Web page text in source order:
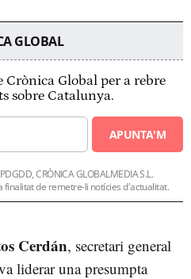
GLOBAL
Crònica Global per a rebre
sobre Catalunya.
APUNTA'M
CRÒNICA GLOBALMEDIA S.L.
de remetre-li notícies d'actualitat.
Cerdán, secretari general
liderar una presumpta